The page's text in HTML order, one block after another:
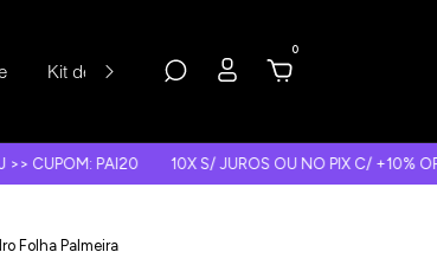
Kit de Quadros Depoimentos
0
10X S/ JUROS OU NO PIX C/ +10% OFF EXTRA
Folha Palmeira